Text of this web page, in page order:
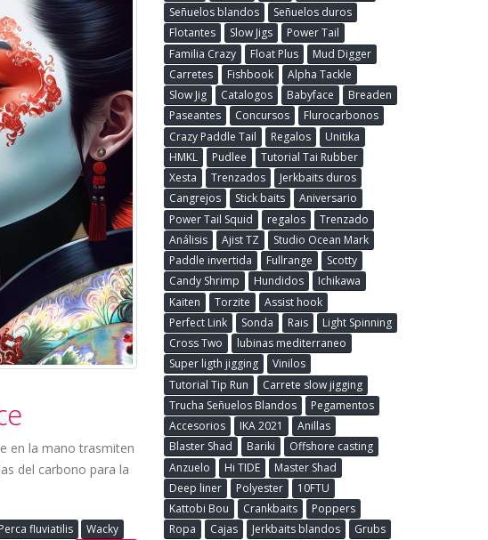
en la mano trasmiten
del carbono para la
Perca fluviatilis
Wacky
Señuelos blandos
Señuelos duros
Flotantes
Slow Jigs
Power Tail
Familia Crazy
Float Plus
Mud Digger
Carretes
Fishbook
Alpha Tackle
Slow Jig
Catalogos Babyface
Breaden
Paseantes
Concursos
Flurocarbonos
Crazy Paddle Tail
Regalos
Unitika
HMKL
Pudlee
Tutorial Tai Rubber
Xesta
Trenzados
Jerkbaits duros
Cangrejos
Stick baits
Aniversario
Power Tail Squid
regalos
Trenzado
Análisis
Ajist TZ
Studio Ocean Mark
Paddle invertida
Fullrange
Scotty
Candy Shrimp
Hundidos
Ichikawa
Kaiten
Torzite
Assist hook
Perfect Link
Sonda Rais
Light Spinning
Cross Two
lubinas mediterraneo
Super ligth jigging
Vinilos
Tutorial Tip Run
Carrete slow jigging
Trucha Señuelos Blandos
Pegamentos
Accesorios
IKA 2021
Anillas
Blaster Shad
Bariki
Offshore casting
Anzuelo
Hi TIDE
Master Shad
Deep liner
Polyester
10FTU
Kattobi Bou
Crankbaits
Poppers
Ropa
Cajas Jerkbaits blandos
Grubs